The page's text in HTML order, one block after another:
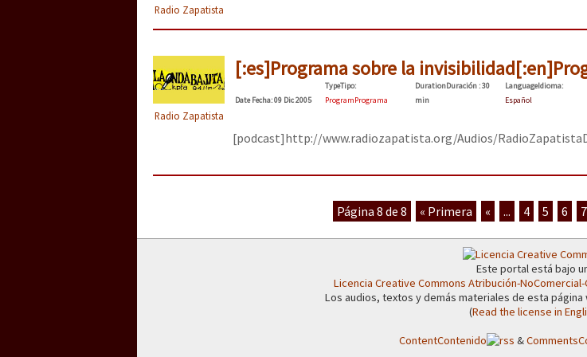
Radio Zapatista
Radio Zapatista
[:es]Programa sobre la
DateFecha: 09 Dic 2005
TypeTipo:
ProgramPrograma
DurationDuración: 30
min
LanguageIdioma:
Español
[podcast]http://www.radiozapatista.org/Audios/
Página 8 de 8 « Primera « ... 4 5 6 7
Este portal está bajo
Licencia Creative Commons Atribución-
Los audios, textos y demás materiales de esta
(Read the license in
ContentContenido &Comments